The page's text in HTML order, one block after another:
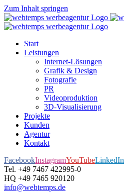
Zum Inhalt springen
Start
Leistungen
Internet-Lösungen
Grafik & Design
Fotografie
PR
Videoproduktion
3D-Visualisierung
Projekte
Kunden
Agentur
Kontakt
FacebookInstagramYouTubeLinkedIn
Tel. +49 7467 422995-0
HQ +49 7465 920120
info@webtemps.de